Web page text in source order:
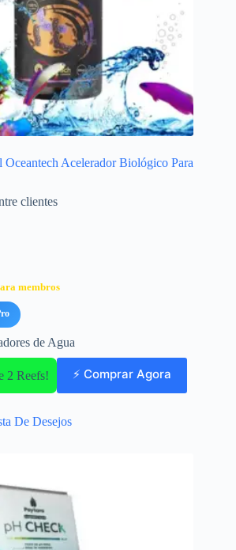
Oceantech Acelerador Biológico Para
clientes
membros
de Agua
2 Reefs! ⚡ Comprar Agora
De Desejos